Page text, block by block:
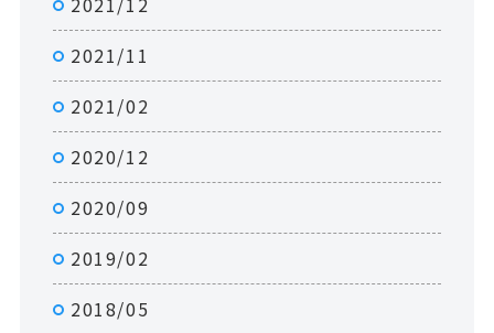
2021/11
2021/02
2020/12
2020/09
2019/02
2018/05